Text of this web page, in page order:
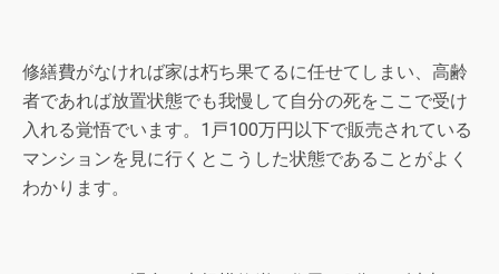
修繕費がなければ家は朽ち果てるに任せてしまい、高齢
者であれば放置状態でも我慢して自分の死をここで受け
入れる覚悟でいます。1戸100万円以下で販売されている
マンションを見に行くとこうした状態であることがよく
わかります。